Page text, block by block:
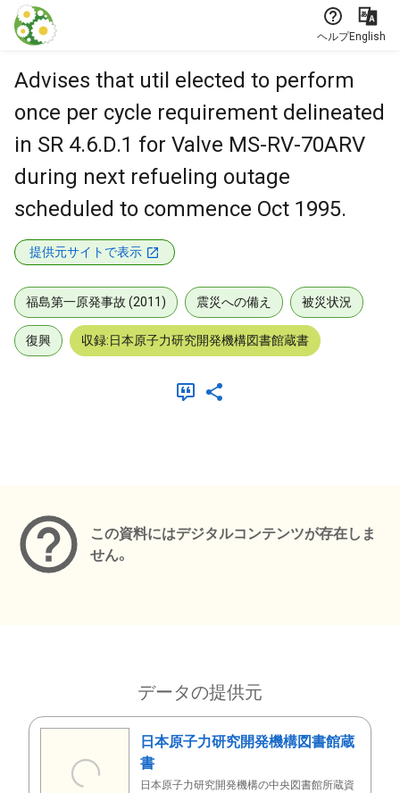
本文に飛ぶ
ヘルプEnglish
Advises that util elected to perform
once per cycle requirement delineated
in SR 4.6.D.1 for Valve MS-RV-70ARV
during next refueling outage
scheduled to commence Oct 1995.
提供元サイトで表示
福島第一原発事故 (2011) 震災への備え 被災状況
復興 収録:日本原子力研究開発機構図書館蔵書
この資料にはデジタルコンテンツが存在しま
せん。
データの提供元
日本原子力研究開発機構図書館蔵
書
日本原子力研究開発機構の中央図書館所蔵資